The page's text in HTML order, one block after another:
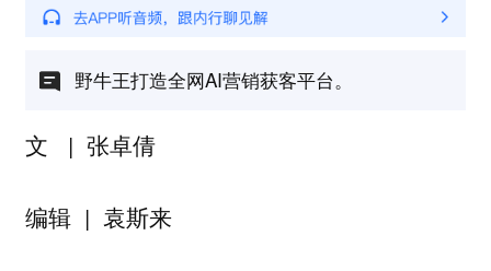
野牛王打造全网AI营销获客平台。
文 | 张卓倩
编辑 | 袁斯来